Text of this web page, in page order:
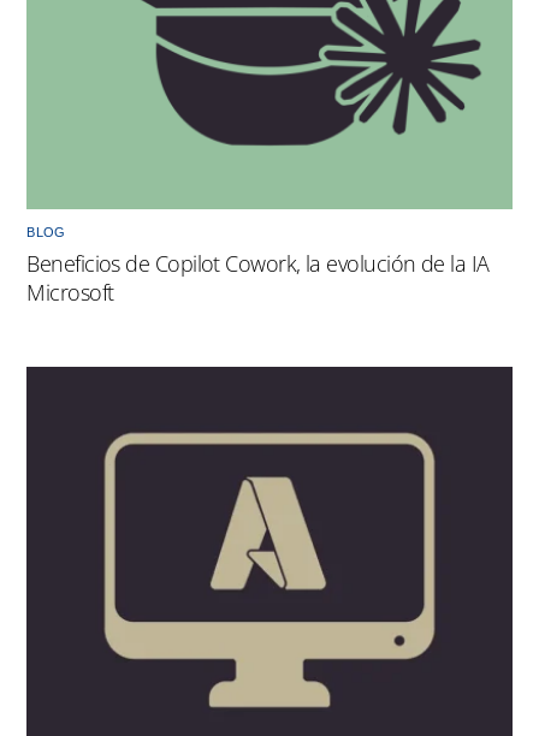
BLOG
Beneficios de Copilot Cowork, la evolución de la IA
Microsoft